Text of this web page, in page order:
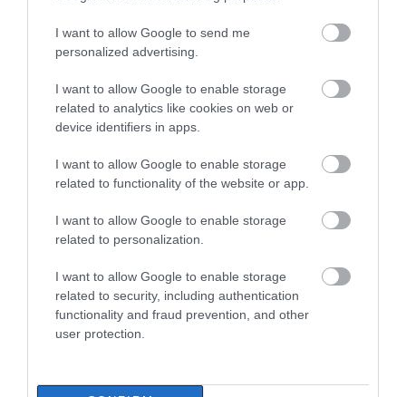
I want to allow Google to send me
personalized advertising.
I want to allow Google to enable storage
related to analytics like cookies on web or
device identifiers in apps.
I want to allow Google to enable storage
related to functionality of the website or app.
I want to allow Google to enable storage
related to personalization.
I want to allow Google to enable storage
related to security, including authentication
functionality and fraud prevention, and other
user protection.
07.08.2026 | 20:57
Ανακοινώθηκαν νέες προσλήψεις
σε δήμο της Εύβοιας: Δείτε εδώ
07.08.2026 | 20:40
Ποιοι και γιατί θα πάρουν
διπλάσια σύνταξη τον Αύγουστο
07.08.2026 | 20:20
Δείτε τι έκανε Δήμος της Εύβοιας
για τις φωτιές
07.08.2026 | 20:00
σύγκρουση αυτοκινήτου με
ΠΕΡΙΣΣΟΤΕΡΑ ΑΠΟ ΕΙΔΗΣΕΙΣ ΕΥΒΟΙΑ